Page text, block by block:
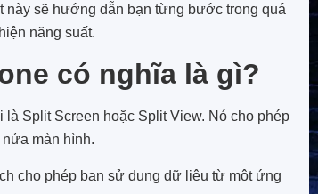
này sẽ hướng dẫn bạn từng bước trong quá
năng suất.
có nghĩa là gì?
Split Screen hoặc Split View. Nó cho phép
màn hình.
cho phép bạn sử dụng dữ liệu từ một ứng